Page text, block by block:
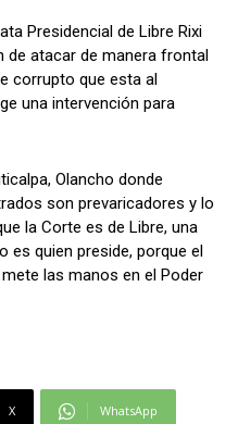
Presidencial de Libre Rixi
de atacar de manera frontal
corrupto que esta al
una intervención para
Olancho donde
son prevaricadores y lo
la Corte es de Libre, una
es quien preside, porque el
las manos en el Poder
X WhatsApp